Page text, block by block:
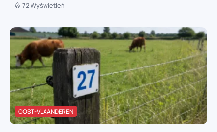
72 Wyświetleń
OOST-VLAANDEREN